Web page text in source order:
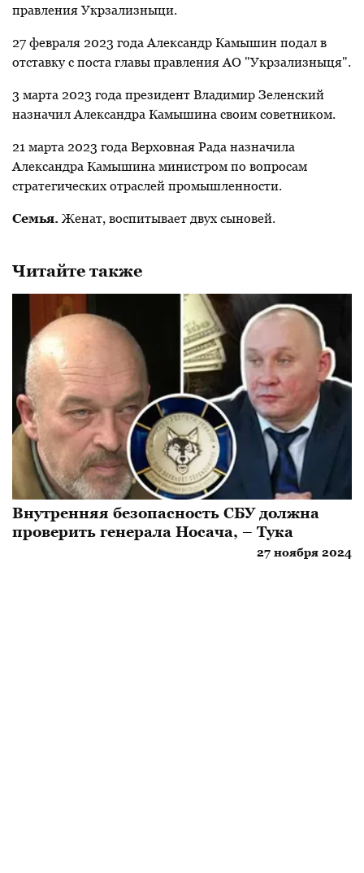
правления Укрзализныци.
27 февраля 2023 года Александр Камышин подал в
отставку с поста главы правленияАО "Укрзализныця".
3 марта 2023 года президент Владимир Зеленский
назначил Александра Камышина своим советником.
21 марта 2023 года Верховная Рада назначила
Александра Камышина министром по вопросам
стратегических отраслей промышленности.
Семья. Женат, воспитывает двух сыновей.
Читайте также
Внутренняя безопасность СБУ должна
проверить генерала Носача, – Тука
27 ноября 2024